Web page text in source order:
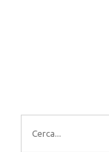
per: